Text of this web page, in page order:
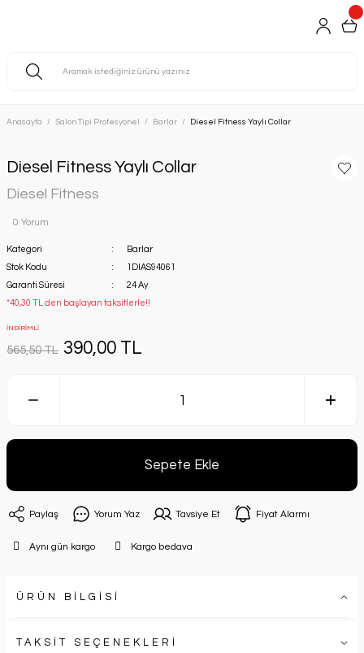
Anasayfa Salon Tipi Profesyonel Barlar Diesel Fitness Yaylı Collar
Diesel Fitness Yaylı Collar
Diesel Fitness
0 Yorum
Kategori
Barlar
Stok Kodu
1DIAS94061
Garanti Süresi
24 Ay
*40,30 TL den başlayan taksitlerle!!
İNDİRİMLİ
565,50 TL 390,00 TL
Sepete Ekle
Paylaş Yorum Yaz Tavsiye Et Fiyat Alarmı
Aynı gün kargo Kargo bedava
ÜRÜN BİLGİSİ
TAKSİT SEÇENEKLERİ